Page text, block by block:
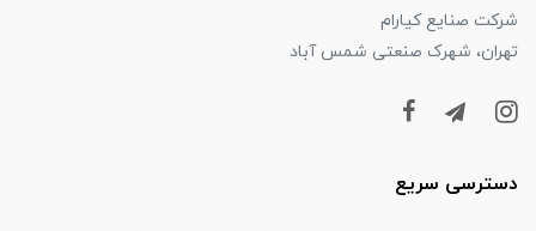
شرکت صنایع کیارام
تهران، شهرک صنعتی شمس آباد
دسترسی سریع